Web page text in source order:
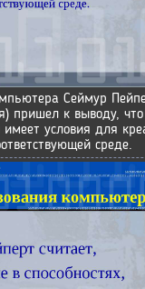
Сеймур
пришел к выводу, что
имеет условия для
среде.